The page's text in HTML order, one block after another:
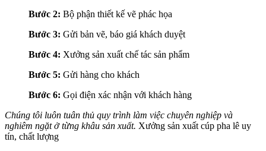
Bước 2: Bộ phận thiết kế vẽ phác họa
Bước 3: Gửi bản vẽ, báo giá khách duyệt
Bước 4: Xưởng sản xuất chế tác sản phẩm
Bước 5: Gửi hàng cho khách
Bước 6: Gọi điện xác nhận với khách hàng
Chúng tôi luôn tuân thủ quy trình làm việc chuyên nghiệp và
nghiêm ngặt ở từng khâu sản xuất. Xưởng sản xuất cúp pha lê uy
tín, chất lượng